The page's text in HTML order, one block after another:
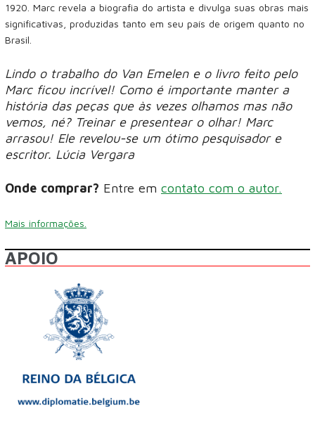
1920. Marc revela a biografia do artista e divulga suas obras mais
significativas, produzidas tanto em seu país de origem quanto no
Brasil.
Lindo o trabalho do Van Emelen e o livro feito pelo
Marc ficou incrível! Como é importante manter a
história das peças que às vezes olhamos mas não
vemos, né? Treinar e presentear o olhar! Marc
arrasou! Ele revelou-se um ótimo pesquisador e
escritor. Lúcia Vergara
Onde comprar? Entre em contato com o autor.
Mais informações.
APOIO